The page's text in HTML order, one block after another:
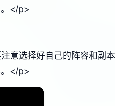
。</p>
意选择好自己的阵容和副
。</p>